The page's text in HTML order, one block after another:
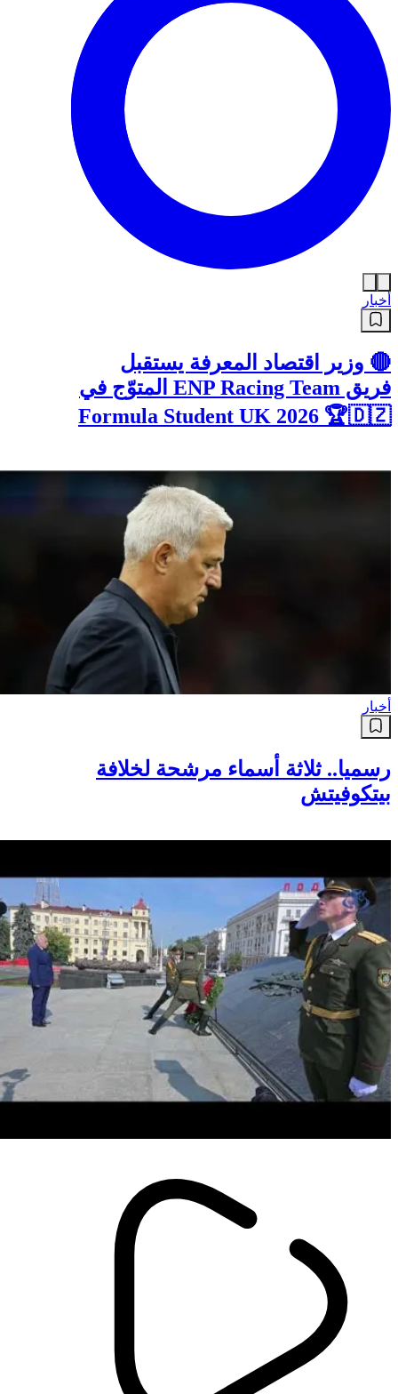
أخبار
🔴 وزير اقتصاد المعرفة يستقبل
فريق ENP Racing Team المتوّج في
Formula Student UK 2026 🏆🇩🇿
أخبار
رسميا.. ثلاثة أسماء مرشحة لخلافة
بيتكوفيتش